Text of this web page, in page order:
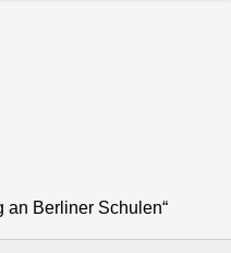
an Berliner Schulen“